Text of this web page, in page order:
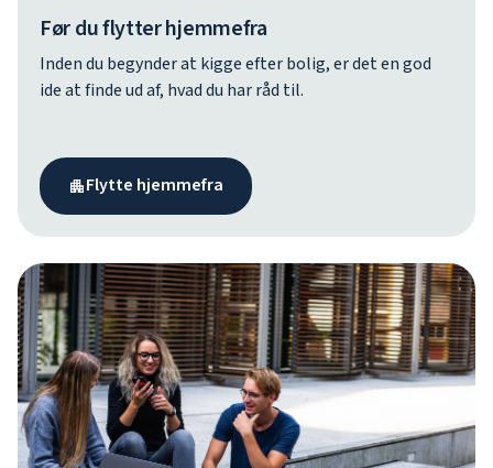
Før du flytter hjemmefra
Inden du begynder at kigge efter bolig, er det en god
ide at finde ud af, hvad du har råd til.
Flytte hjemmefra